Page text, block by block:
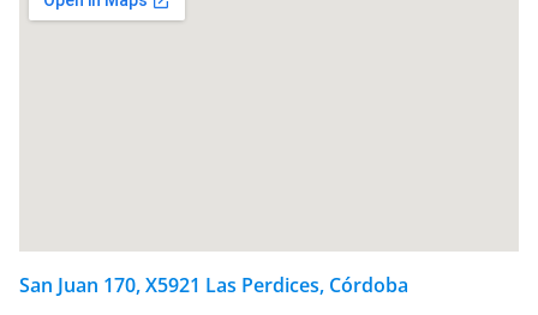
San Juan 170, X5921 Las Perdices, Córdoba